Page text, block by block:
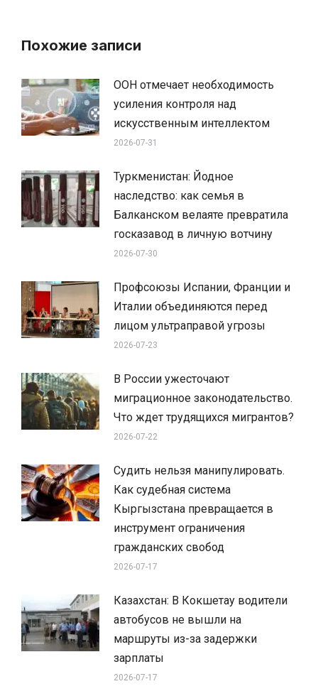
Похожие записи
ООН отмечает необходимость
усиления контроля над
искусственным интеллектом
2026-07-31
Туркменистан: Йодное
наследство: как семья в
Балканском велаяте превратила
госказавод в личную вотчину
2026-07-30
Профсоюзы Испании, Франции и
Италии объединяются перед
лицом ультраправой угрозы
2026-07-23
В России ужесточают
миграционное законодательство.
Что ждет трудящихся мигрантов?
2026-07-22
Судить нельзя манипулировать.
Как судебная система
Кыргызстана превращается в
инструмент ограничения
гражданских свобод
2026-07-17
Казахстан: В Кокшетау водители
автобусов не вышли на
маршруты из-за задержки
зарплаты
2026-07-17